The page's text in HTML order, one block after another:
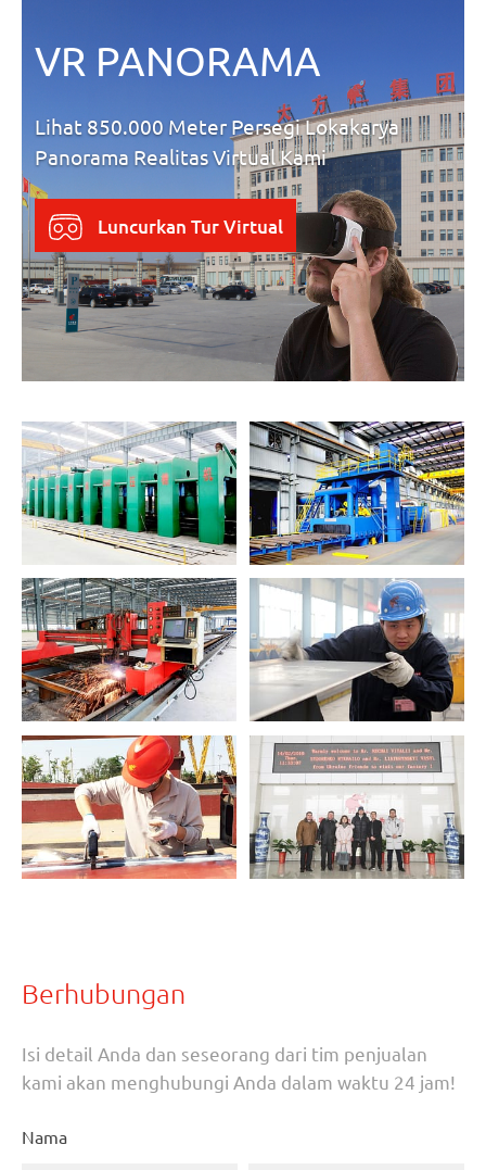
VR PANORAMA
Lihat 850.000 Meter Persegi Lokakarya
Panorama Realitas Virtual Kami
Luncurkan Tur Virtual
Berhubungan
Isi detail Anda dan seseorang dari tim penjualan
kami akan menghubungi Anda dalam waktu 24 jam!
Nama